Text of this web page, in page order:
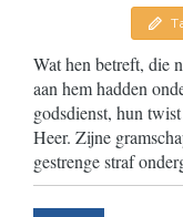
Wat hen betreft, die
aan hem hadden
godsdienst, hun
Heer. Zijne
gestrenge straf